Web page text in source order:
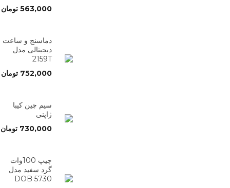
563,000 تومان
دماسنج و ساعت
دیجیتالی مدل
2159T
752,000 تومان
سیم چین کیبا
ژاپنی
730,000 تومان
چیپ 100وات
گرد سفید مدل
5730 DOB